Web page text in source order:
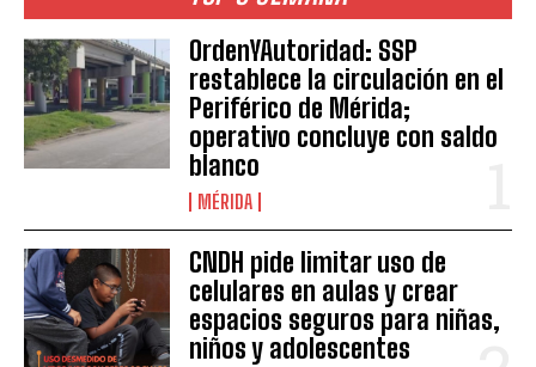
OrdenYAutoridad: SSP
restablece la circulación en el
Periférico de Mérida;
operativo concluye con saldo
blanco
MÉRIDA
CNDH pide limitar uso de
celulares en aulas y crear
espacios seguros para niñas,
niños y adolescentes